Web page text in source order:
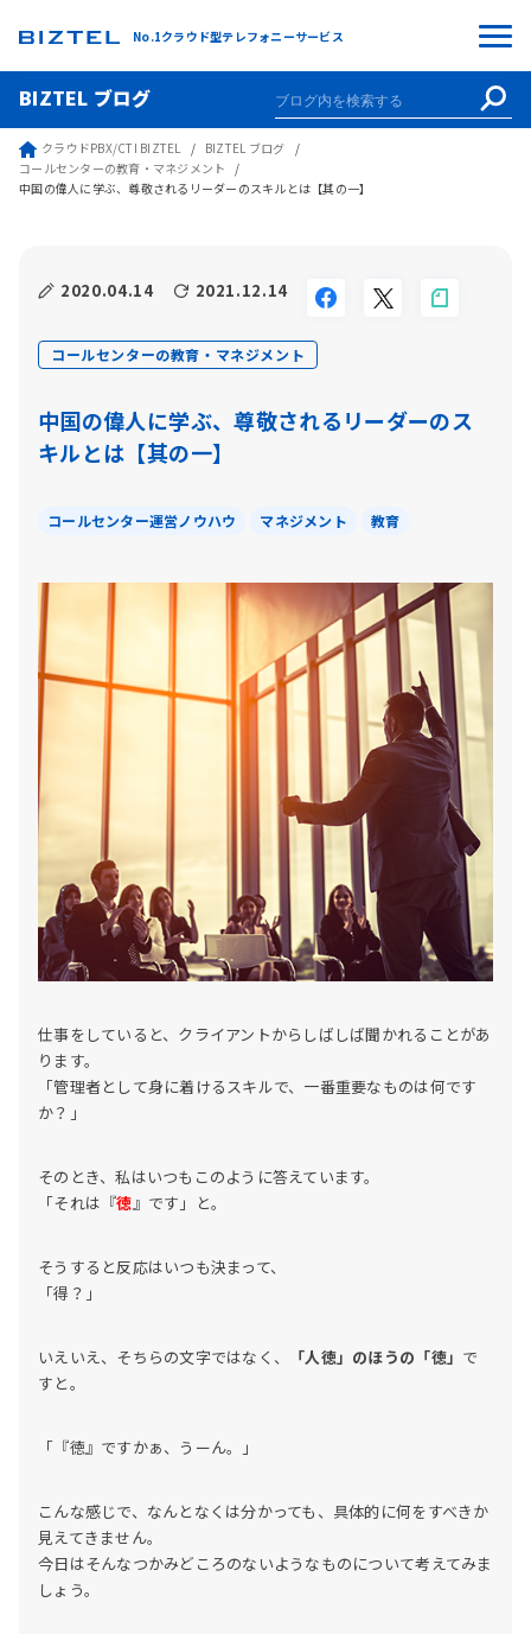
No.1クラウド型テレフォニーサービス
BIZTEL ブログ
クラウドPBX/CTI BIZTEL
BIZTEL ブログ
コールセンターの教育・マネジメント
中国の偉人に学ぶ、尊敬されるリーダーのスキルとは【其の一】
2020.04.14 2021.12.14
コールセンターの教育・マネジメント
中国の偉人に学ぶ、尊敬されるリーダーのス
キルとは【其の一】
コールセンター運営ノウハウ マネジメント 教育
仕事をしていると、クライアントからしばしば聞かれることがあ
ります。
「管理者として身に着けるスキルで、一番重要なものは何です
か？」
そのとき、私はいつもこのように答えています。
「それは『徳』です」と。
そうすると反応はいつも決まって、
「得？」
いえいえ、そちらの文字ではなく、 「人徳」のほうの「徳」 で
すと。
「『徳』ですかぁ、うーん。」
こんな感じで、なんとなくは分かっても、具体的に何をすべきか
見えてきません。
今日はそんなつかみどころのないようなものについて考えてみま
しょう。